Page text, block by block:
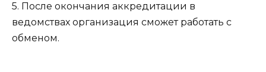
5. После окончания аккредитации в
ведомствах организация сможет работать с
обменом.